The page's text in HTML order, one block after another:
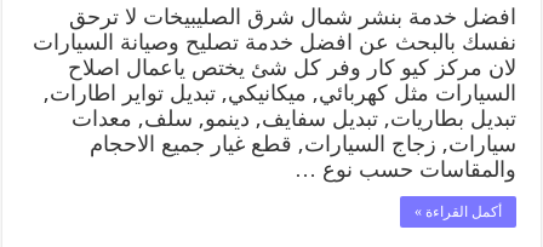
شمال
شرق
الصليبيخات
مغلقة
افضل خدمة بنشر شمال شرق الصليبيخات لا ترحق
نفسك بالبحث عن افضل خدمة تصليح وصيانة السيارات
لان مركز كيو كار وفر كل شئ يختص ياعمال اصلاح
السيارات مثل كهربائي, ميكانيكي, تبديل تواير اطارات,
تبديل بطاريات, تبديل سفايف, دينمو, سلف, معدات
سيارات, زجاج السيارات, قطع غيار جميع الاحجام
والمقاسات حسب نوع …
أكمل القراءة »